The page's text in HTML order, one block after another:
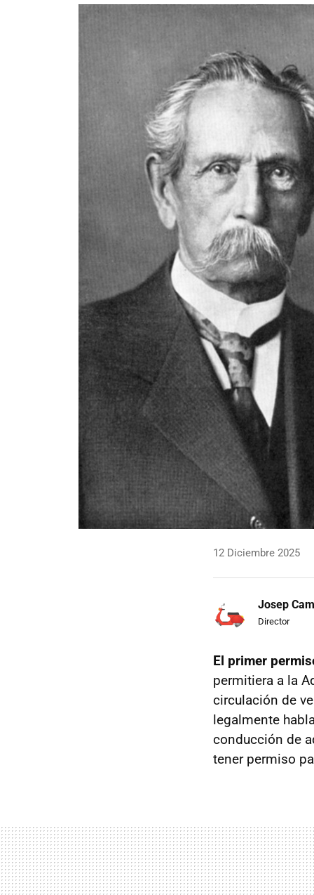
12 Diciembre 2025
Josep
Director
El primer
permitiera a la
circulación de
legalmente
conducción de
tener permiso